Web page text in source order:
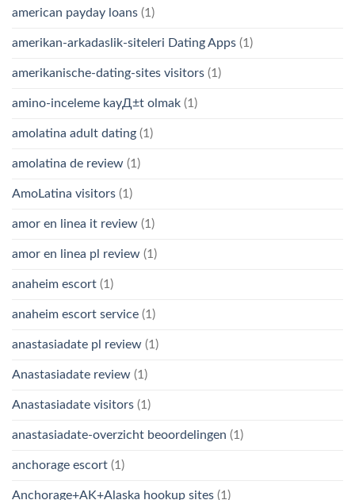
american payday loans (1)
amerikan-arkadaslik-siteleri Dating Apps (1)
amerikanische-dating-sites visitors (1)
amino-inceleme kayД±t olmak (1)
amolatina adult dating (1)
amolatina de review (1)
AmoLatina visitors (1)
amor en linea it review (1)
amor en linea pl review (1)
anaheim escort (1)
anaheim escort service (1)
anastasiadate pl review (1)
Anastasiadate review (1)
Anastasiadate visitors (1)
anastasiadate-overzicht beoordelingen (1)
anchorage escort (1)
Anchorage+AK+Alaska hookup sites (1)